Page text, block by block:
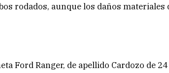
rodados, aunque los daños materiales
Ford Ranger, de apellido Cardozo de